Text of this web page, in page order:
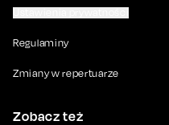
Regulaminy
Zmiany w repertuarze
Zobacz też